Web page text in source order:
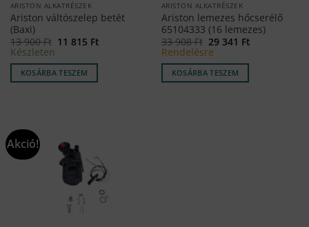
ARISTON ALKATRÉSZEK
Ariston váltószelep betét
(Baxi)
13 900Ft Original
13
900 Ft.
11 815 FtCurrent
Készleten
KOSÁRBA TESZEM
ARISTON ALKATRÉSZEK
Ariston lemezes hőcserélő
65104333 (16 lemezes)
33 908Ft Original
price
was:
33
908 Ft.
29 341 FtCurrent
Rendelésre
KOSÁRBA TESZEM
Akció!